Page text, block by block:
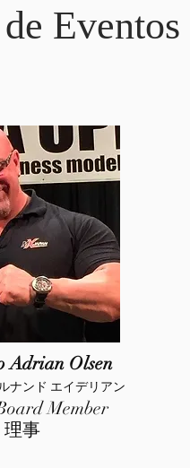
Eventos
Adrian Olsen
ナンド エイデリアン
Member
​理事